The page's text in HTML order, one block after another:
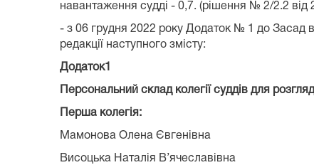
навантаження судді - 0,7. (рішення № 2/2.2 від
- з 06 грудня 2022 року Додаток № 1 до Засад
редакції наступного змісту:
Додаток1
Персональний склад колегії суддів для
Перша колегія:
Мамонова Олена Євгенівна
Висоцька Наталія В’ячеславівна